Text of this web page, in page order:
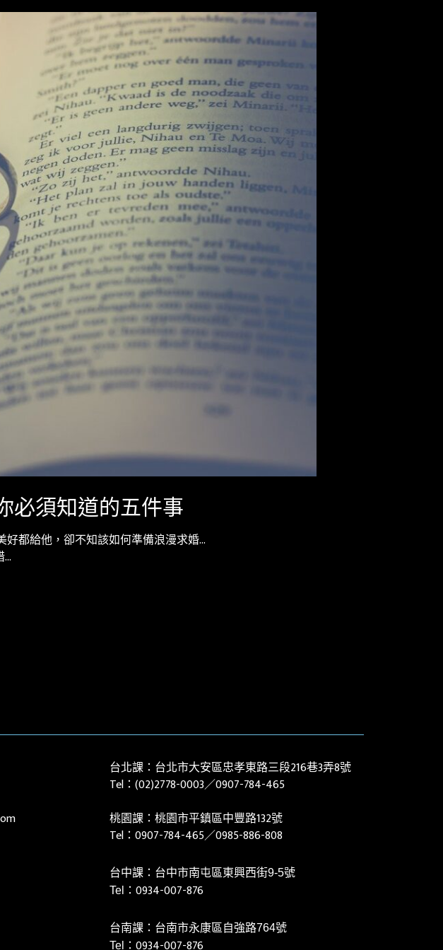
必須知道的五件事
都給他，卻不知該如何準備浪漫求婚…
…
台北課：台北市大安區忠孝東路三段216巷3弄8號
Tel：(02)2778-0003／0907-784-465
桃園課：桃園市平鎮區中豐路132號
Tel： 0907-784-465／0985-886-808
台中課：台中市南屯區東興西街9-5號
Tel： 0934-007-876
台南課：台南市永康區自強路764號
Tel：